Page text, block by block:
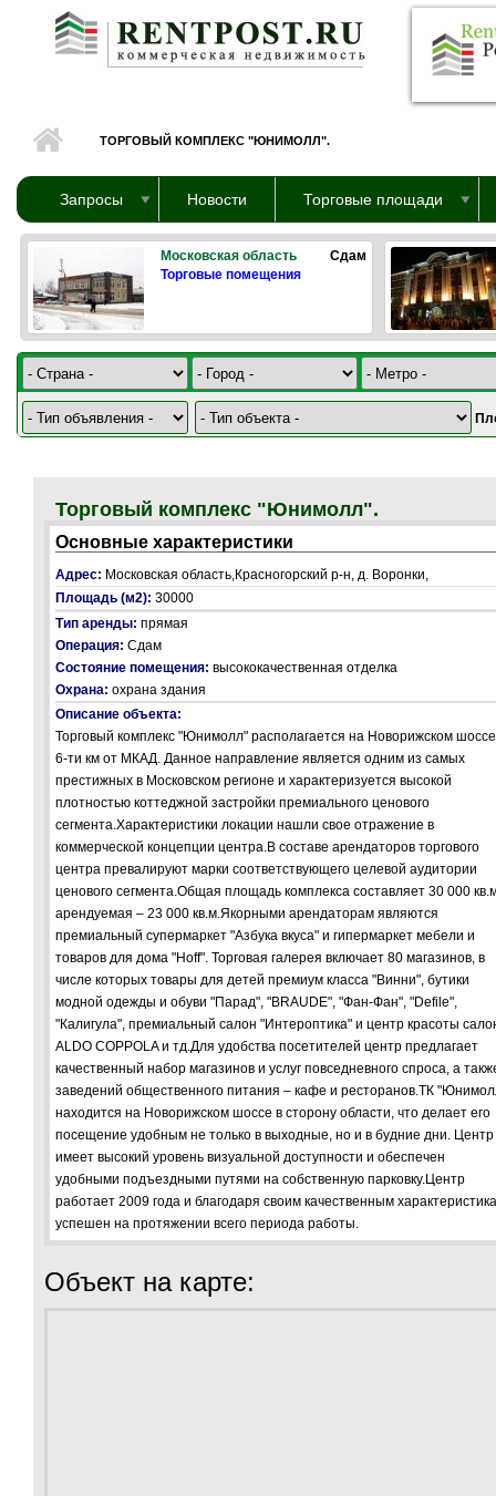
Перейти к основному содержанию
ТОРГОВЫЙ КОМПЛЕКС "ЮНИМОЛЛ".
Запросы Новости Торговые площади
Московская область
Сдам
Торговые помещения
Торговый комплекс "Юнимолл".
Основные характеристики
Адрес: Московская область,Красногорский р-н, д. Воронки,
Площадь (м2): 30000
Тип аренды: прямая
Операция: Сдам
Состояние помещения: высококачественная отделка
Охрана: охрана здания
Описание объекта:
Торговый комплекс "Юнимолл" располагается на Новорижском
6-ти км от МКАД. Данное направление является одним из самых
престижных в Московском регионе и характеризуется высокой
плотностью коттеджной застройки премиального ценового
сегмента.Характеристики локации нашли свое отражение в
коммерческой концепции центра.В составе арендаторов торгового
центра превалируют марки соответствующего целевой аудитории
ценового сегмента.Общая площадь комплекса составляет 30 000
арендуемая – 23 000 кв.м.Якорными арендаторам являются
премиальный супермаркет "Азбука вкуса" и гипермаркет мебели и
товаров для дома "Hoff". Торговая галерея включает 80 магазинов, в
числе которых товары для детей премиум класса "Винни", бутики
модной одежды и обуви "Парад", "BRAUDE", "Фан-Фан", "Defile",
"Калигула", премиальный салон "Интероптика" и центр красоты
ALDO COPPOLA и тд.Для удобства посетителей центр предлагает
качественный набор магазинов и услуг повседневного спроса, а
заведений общественного питания – кафе и ресторанов.ТК
находится на Новорижском шоссе в сторону области, что делает его
посещение удобным не только в выходные, но и в будние дни. Центр
имеет высокий уровень визуальной доступности и обеспечен
удобными подъездными путями на собственную парковку.Центр
работает 2009 года и благодаря своим качественным
успешен на протяжении всего периода работы.
Объект на карте: